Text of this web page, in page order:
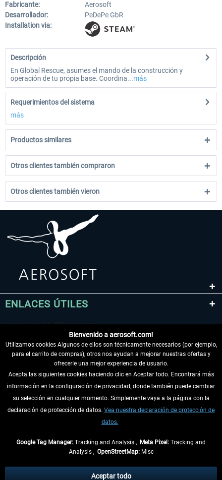
Fabricante:
Aerosoft
Desarrollador:
PeDePe GbR
Installation via:
Descripción
En Global Rescue, asumes el mando de la construcción y
operación de tu propia base. Coordina...más
Requerimientos del sistema
más
Productos similares
Otros clientes también compraron
Otros clientes también vieron
ENLACES ÚTILES
DESISTIR DEL CONTRATO
INFORMACIÓN
tasas de recepción si no se describe lo contrario
Bienvenido a aerosoft.com!
Utilizamos cookies Algunos de ellos son técnicamente necesarios (por ejemplo,
para el carrito de compras), otros nos ayudan a mejorar nuestras ofertas y
ofrecerle una mejor experiencia de usuario.
Acepta las siguientes cookies haciendo clic en Aceptar todo. Encontrará más
información en la configuración de privacidad, donde también puede cambiar
su selección en cualquier momento. Simplemente vaya a la página con la
declaración de protección de datos. Vea nuestra declaración de protección de
datos.
Google Tag Manager: Tracking and Analysis , Meta Pixel: Tracking and
Analysis , OpenStreetMap:Misc
Aceptar todo